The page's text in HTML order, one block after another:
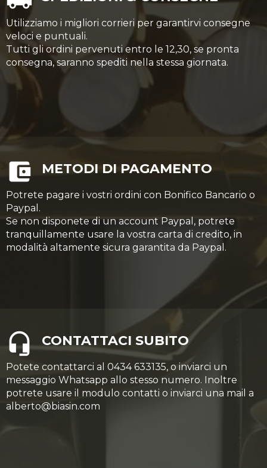
Utilizziamo i migliori corrieri per garantirvi consegne
veloci e puntuali.
Tutti gli ordini pervenuti entro le 12,30, se pronta
consegna, saranno spediti nella stessa giornata.
METODI DI PAGAMENTO
Potrete pagare i vostri ordini con Bonifico Bancario o
Paypal.
Se non disponete di un account Paypal, potrete
tranquillamente usare la vostra carta di credito, in
modalità altamente sicura garantita da Paypal.
CONTATTACI SUBITO
Potete contattarci al 0434 633135, o inviarci un
messaggio Whatsapp allo stesso numero. Inoltre
potrete usare il modulo contatti o inviarci una mail a
alberto@biasin.com